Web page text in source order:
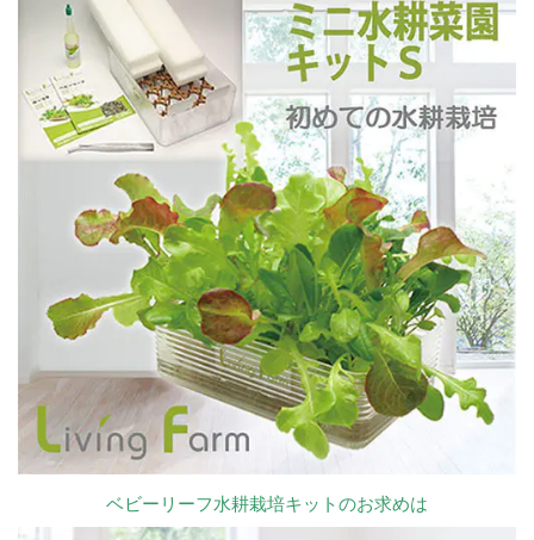
ベビーリーフ水耕栽培キットのお求めは